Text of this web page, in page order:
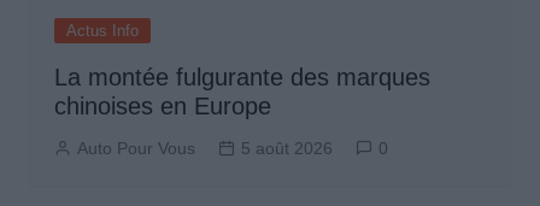
Actus Info
La montée fulgurante des marques
chinoises en Europe
Auto Pour Vous 5 août 2026 0